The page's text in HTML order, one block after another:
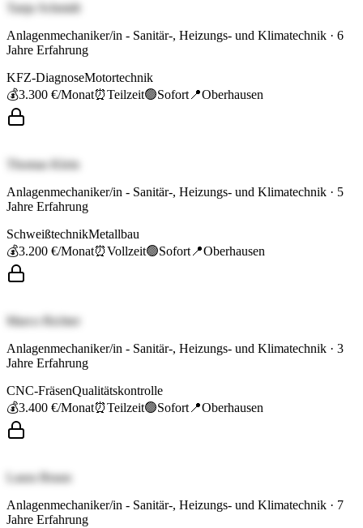
Tanja Schmidt
Anlagenmechaniker/in - Sanitär-, Heizungs- und Klimatechnik · 6
Jahre Erfahrung
KFZ-DiagnoseMotortechnik
💰3.300 €/Monat⏰Teilzeit🟢Sofort 📍Oberhausen
Thomas Klein
Anlagenmechaniker/in - Sanitär-, Heizungs- und Klimatechnik · 5
Jahre Erfahrung
SchweißtechnikMetallbau
💰3.200 €/Monat⏰Vollzeit🟢Sofort 📍Oberhausen
Marco Richter
Anlagenmechaniker/in - Sanitär-, Heizungs- und Klimatechnik · 3
Jahre Erfahrung
CNC-FräsenQualitätskontrolle
💰3.400 €/Monat⏰Teilzeit🟢Sofort 📍Oberhausen
Laura Braun
Anlagenmechaniker/in - Sanitär-, Heizungs- und Klimatechnik · 7
Jahre Erfahrung